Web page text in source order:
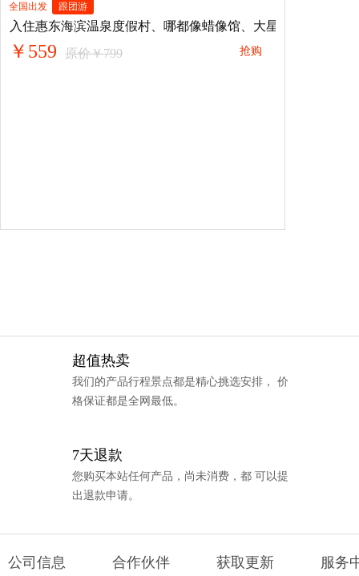
全国出发 跟团游
入住惠东海滨温泉度假村、哪都像蜡像馆、大星山观景平台
￥559 原价￥799 抢购
超值热卖
我们的产品行程景点都是精心挑选安排， 价
格保证都是全网最低。
7天退款
您购买本站任何产品，尚未消费，都 可以提
出退款申请。
公司信息 合作伙伴 获取更新 服务